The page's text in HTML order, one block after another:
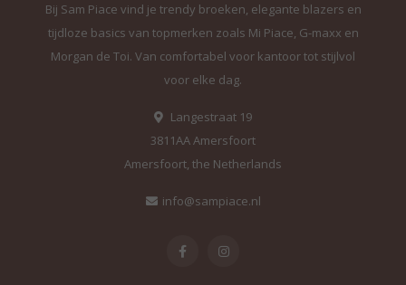
Bij Sam Piace vind je trendy broeken, elegante blazers en
tijdloze basics van topmerken zoals Mi Piace, G-maxx en
Morgan de Toi. Van comfortabel voor kantoor tot stijlvol
voor elke dag.
Langestraat 19
3811AA Amersfoort
Amersfoort, the Netherlands
info@sampiace.nl